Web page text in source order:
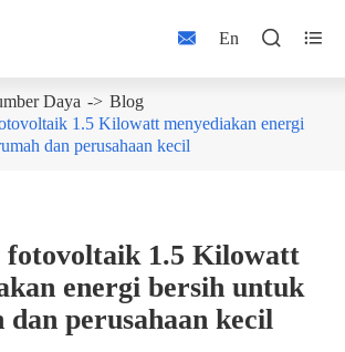
 En  
Daya
Blog
1.5 Kilowatt menyediakan energi
dan perusahaan kecil
1.5 Kilowatt
energi bersih untuk
dan perusahaan kecil